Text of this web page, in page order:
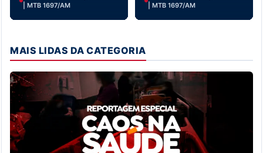
| MTB 1697/AM
| MTB 1697/AM
MAIS LIDAS DA CATEGORIA